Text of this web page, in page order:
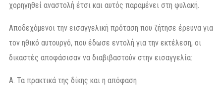
χορηγηθεί αναστολή έτσι και αυτός παραμένει στη φυλακή.
Αποδεχόμενοι την εισαγγελική πρόταση που ζήτησε έρευνα για
τον ηθικό αυτουργό, που έδωσε εντολή για την εκτέλεση, οι
δικαστές αποφάσισαν να διαβιβαστούν στην εισαγγελία:
Α. Τα πρακτικά της δίκης και η απόφαση